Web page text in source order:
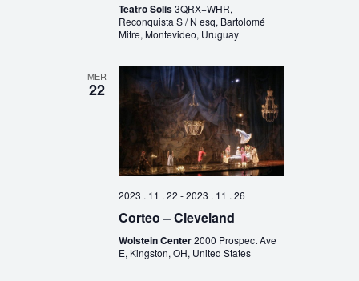
Teatro Solis3QRX+WHR,
Reconquista S / N esq, Bartolomé
Mitre, Montevideo, Uruguay
MER
22
2023 . 11 . 22 -2023 . 11 . 26
Corteo – Cleveland
Wolstein Center2000 Prospect Ave
E, Kingston, OH, United States